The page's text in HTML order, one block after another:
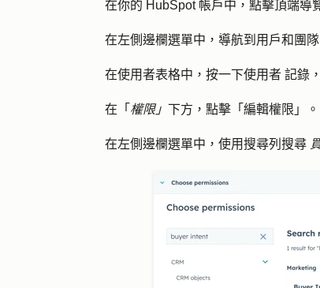
在你的 HubSpot 帳戶中，點擊頂端導
在左側邊欄選單中，導航到 用戶和團隊
在使用者表格中，按一下使用者 記錄
在「 權限」 下方，點擊 「編輯權限」 。
在左側邊欄選單中，使用搜尋列搜尋